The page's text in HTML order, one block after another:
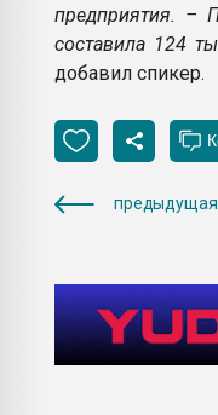
предприятия. –
составила 124
добавил спикер.
предыдущая